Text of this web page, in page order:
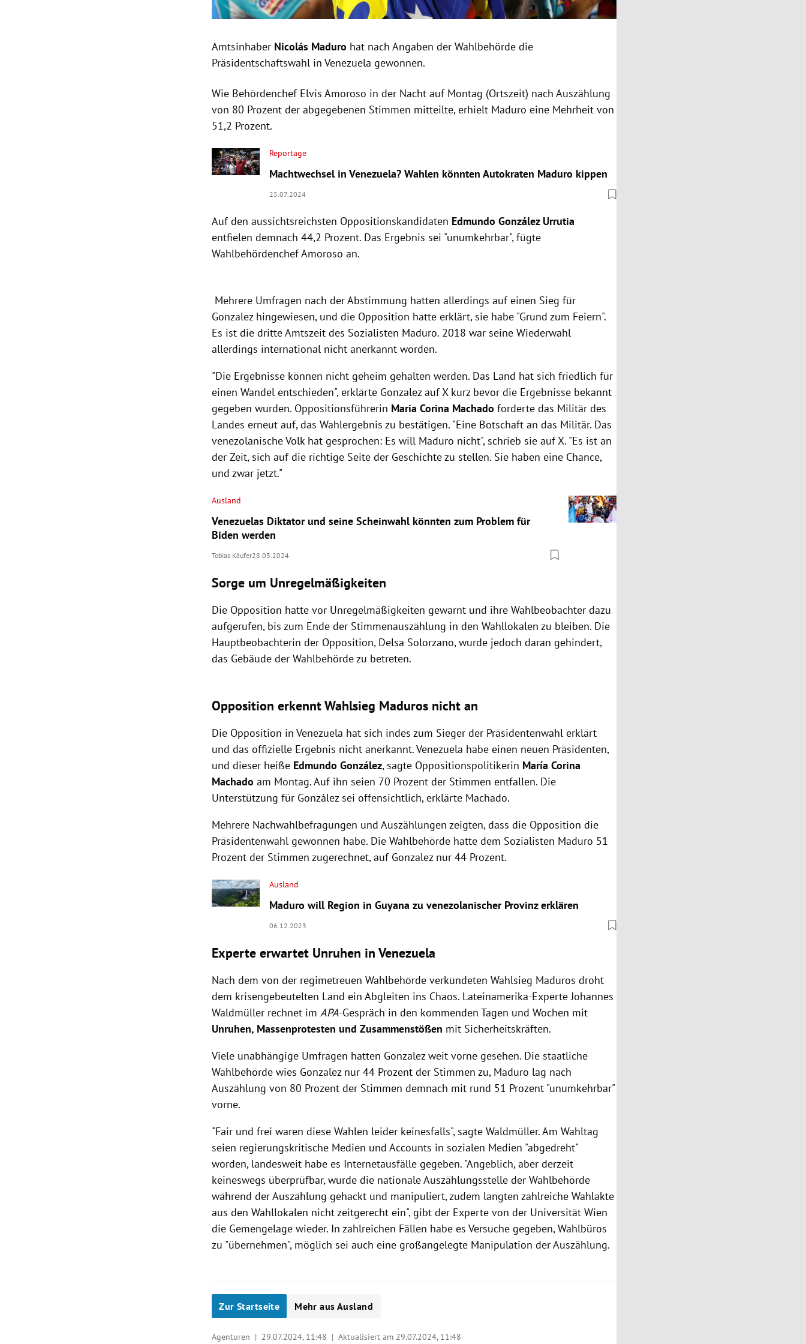
Amtsinhaber Nicolás Maduro hat nach Angaben der Wahlbehörde die
Präsidentschaftswahl in Venezuela gewonnen.
Wie Behördenchef Elvis Amoroso in der Nacht auf Montag (Ortszeit) nach Auszählung
von 80 Prozent der abgegebenen Stimmen mitteilte, erhielt Maduro eine Mehrheit von
51,2 Prozent.
Reportage
Machtwechsel in Venezuela? Wahlen könnten Autokraten Maduro kippen
25.07.2024
Auf den aussichtsreichsten Oppositionskandidaten Edmundo González Urrutia
entfielen demnach 44,2 Prozent. Das Ergebnis sei "unumkehrbar", fügte
Wahlbehördenchef Amoroso an.
Mehrere Umfragen nach der Abstimmung hatten allerdings auf einen Sieg für
Gonzalez hingewiesen, und die Opposition hatte erklärt, sie habe "Grund zum Feiern".
Es ist die dritte Amtszeit des Sozialisten Maduro. 2018 war seine Wiederwahl
allerdings international nicht anerkannt worden.
"Die Ergebnisse können nicht geheim gehalten werden. Das Land hat sich friedlich für
einen Wandel entschieden", erklärte Gonzalez auf X kurz bevor die Ergebnisse bekannt
gegeben wurden. Oppositionsführerin Maria Corina Machado forderte das Militär des
Landes erneut auf, das Wahlergebnis zu bestätigen. "Eine Botschaft an das Militär. Das
venezolanische Volk hat gesprochen: Es will Maduro nicht", schrieb sie auf X. "Es ist an
der Zeit, sich auf die richtige Seite der Geschichte zu stellen. Sie haben eine Chance,
und zwar jetzt."
Ausland
Venezuelas Diktator und seine Scheinwahl könnten zum Problem für
Biden werden
Tobias Käufer28.03.2024
Sorge um Unregelmäßigkeiten
Die Opposition hatte vor Unregelmäßigkeiten gewarnt und ihre Wahlbeobachter dazu
aufgerufen, bis zum Ende der Stimmenauszählung in den Wahllokalen zu bleiben. Die
Hauptbeobachterin der Opposition, Delsa Solorzano, wurde jedoch daran gehindert,
das Gebäude der Wahlbehörde zu betreten.
Opposition erkennt Wahlsieg Maduros nicht an
Die Opposition in Venezuela hat sich indes zum Sieger der Präsidentenwahl erklärt
und das offizielle Ergebnis nicht anerkannt. Venezuela habe einen neuen Präsidenten,
und dieser heiße Edmundo González, sagte Oppositionspolitikerin María Corina
Machado am Montag. Auf ihn seien 70 Prozent der Stimmen entfallen. Die
Unterstützung für González sei offensichtlich, erklärte Machado.
Mehrere Nachwahlbefragungen und Auszählungen zeigten, dass die Opposition die
Präsidentenwahl gewonnen habe. Die Wahlbehörde hatte dem Sozialisten Maduro 51
Prozent der Stimmen zugerechnet, auf Gonzalez nur 44 Prozent.
Ausland
Maduro will Region in Guyana zu venezolanischer Provinz erklären
06.12.2023
Experte erwartet Unruhen in Venezuela
Nach dem von der regimetreuen Wahlbehörde verkündeten Wahlsieg Maduros droht
dem krisengebeutelten Land ein Abgleiten ins Chaos. Lateinamerika-Experte Johannes
Waldmüller rechnet imAPA-Gespräch in den kommenden Tagen und Wochen mit
Unruhen, Massenprotesten und Zusammenstößen mit Sicherheitskräften.
Viele unabhängige Umfragen hatten Gonzalez weit vorne gesehen. Die staatliche
Wahlbehörde wies Gonzalez nur 44 Prozent der Stimmen zu, Maduro lag nach
Auszählung von 80 Prozent der Stimmen demnach mit rund 51 Prozent "unumkehrbar"
vorne.
"Fair und frei waren diese Wahlen leider keinesfalls", sagte Waldmüller. Am Wahltag
seien regierungskritische Medien und Accounts in sozialen Medien "abgedreht"
worden, landesweit habe es Internetausfälle gegeben. "Angeblich, aber derzeit
keineswegs überprüfbar, wurde die nationale Auszählungsstelle der Wahlbehörde
während der Auszählung gehackt und manipuliert, zudem langten zahlreiche Wahlakte
aus den Wahllokalen nicht zeitgerecht ein", gibt der Experte von der Universität Wien
die Gemengelage wieder. In zahlreichen Fällen habe es Versuche gegeben, Wahlbüros
zu "übernehmen", möglich sei auch eine großangelegte Manipulation der Auszählung.
Zur Startseite Mehr aus Ausland
Agenturen | 29.07.2024, 11:48 | Aktualisiert am 29.07.2024, 11:48